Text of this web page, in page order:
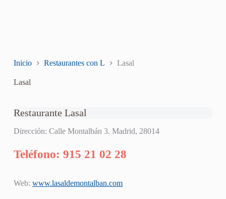
Inicio Restaurantes con L Lasal
Lasal
Restaurante Lasal
Dirección: Calle Montalbán 3. Madrid, 28014
Teléfono: 915 21 02 28
Web: www.lasaldemontalban.com